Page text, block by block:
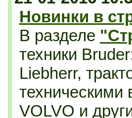
Новинки в
В разделе
техники
Liebherr,
техническими
VOLVO и